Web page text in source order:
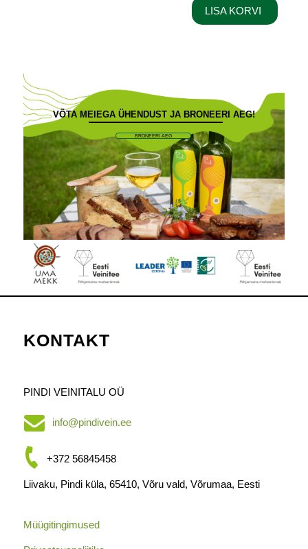
LISA KORVI
VÕTA MEIEGA ÜHENDUST JA BRONEERI AEG!
BRONEERI AEG
KONTAKT
PINDI VEINITALU OÜ
info@pindivein.ee
+372 56845458
Liivaku, Pindi küla, 65410, Võru vald, Võrumaa, Eesti
Müügitingimused